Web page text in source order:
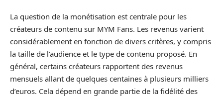
La question de la monétisation est centrale pour les
créateurs de contenu sur MYM Fans. Les revenus varient
considérablement en fonction de divers critères, y compris
la taille de l’audience et le type de contenu proposé. En
général, certains créateurs rapportent des revenus
mensuels allant de quelques centaines à plusieurs milliers
d’euros. Cela dépend en grande partie de la fidélité des